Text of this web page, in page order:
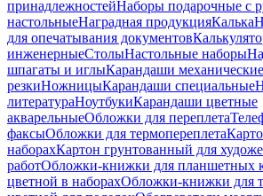
принадлежностейНаборы подарочные с
настольныеНаградная продукцияКалька
для опечатывания документов
инженерныеСтолыНастольные наборы
шпагаты и иглыКарандаши механические
резкиНожницыКарандаши специальные
литератураНоутбукиКарандаши цветные
акварельныеОбложки для переплета
факсыОбложки для термопереплета
наборахКартон грунтованный для
работОбложки-книжки для планшетных
цветной в наборахОбложки-книжки для